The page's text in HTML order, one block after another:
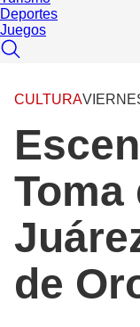
Deportes
Juegos
CULTURA
Toma
de